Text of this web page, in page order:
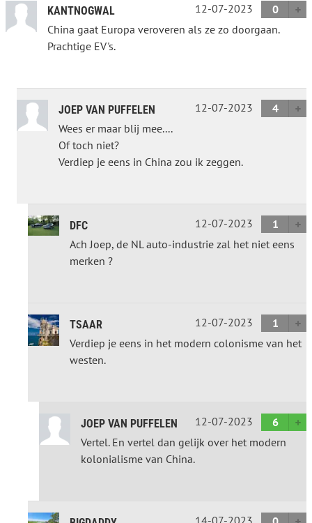
KANTNOGWAL 12-07-2023
0
China gaat Europa veroveren als ze zo doorgaan.
Prachtige EV's.
JOEP VAN PUFFELEN 12-07-2023
4
Wees er maar blij mee....
Of toch niet?
Verdiep je eens in China zou ik zeggen.
DFC 12-07-2023
1
Ach Joep, de NL auto-industrie zal het niet eens
merken ?
TSAAR 12-07-2023
1
Verdiep je eens in het modern colonisme van het
westen.
JOEP VAN PUFFELEN 12-07-2023
6
Vertel. En vertel dan gelijk over het modern
kolonialisme van China.
14-07-2023